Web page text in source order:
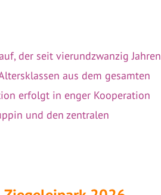
der seit vierundzwanzig Jahren
aus dem gesamten
erfolgt in enger Kooperation
und den zentralen